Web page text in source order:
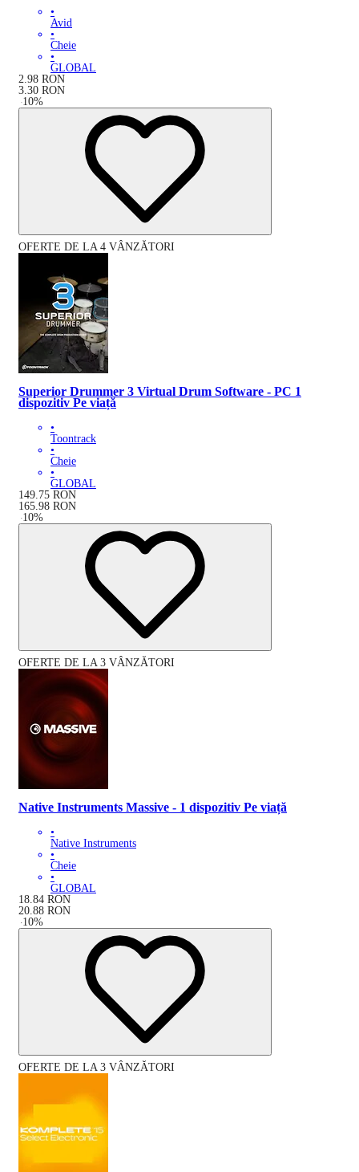
•
Avid
•
Cheie
•
GLOBAL
2.98 RON
3.30 RON
-10%
OFERTE DE LA 4 VÂNZĂTORI
Superior Drummer 3 Virtual Drum Software - PC 1
dispozitiv Pe viață
•
Toontrack
•
Cheie
•
GLOBAL
149.75 RON
165.98 RON
-10%
OFERTE DE LA 3 VÂNZĂTORI
Native Instruments Massive - 1 dispozitiv Pe viață
•
Native Instruments
•
Cheie
•
GLOBAL
18.84 RON
20.88 RON
-10%
OFERTE DE LA 3 VÂNZĂTORI